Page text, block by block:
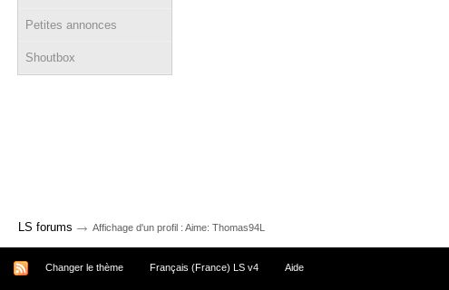
Petites annonces
Shoutbox
LS forums → Affichage d'un profil : Aime: Thomas94L
Changer le thème Français (France) LS v4 Aide